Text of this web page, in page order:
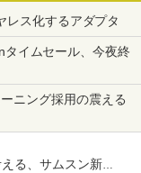
レス化するアダプタ
イムセール、今夜終
ニング採用の震える
る、サムスン新